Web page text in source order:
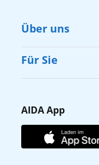
Über uns
Cruise & Help
Karriere
Affiliateprogramm
Für Sie
Gästefragebogen
AIDA Club
AIDA App